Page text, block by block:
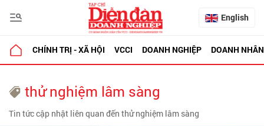
English
CHÍNH TRỊ - XÃ HỘI VCCI DOANH NGHIỆP DOANH NHÂN
thử nghiệm lâm sàng
Tin tức cập nhật liên quan đến thử nghiệm lâm sàng